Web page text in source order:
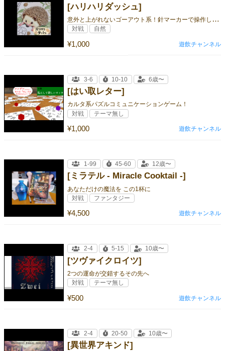
[ハリハリダッシュ]
意
外と上がれないゴーアウト系！針マーカーで操作しよう！
¥1,000
対戦 自然
遊飲チャンネル
[はい取レター]
カルタ系パズルコミュニケーションゲーム！
¥1,000
3-6 10-10 6歳〜
対戦 テーマ無し
遊飲チャンネル
[ミラテル - Miracle Cooktail -]
あなただけの魔法を この1杯に
¥4,500
1-99 45-60 12歳〜
対戦 ファンタジー
遊飲チャンネル
[ツヴァイクロイツ]
2つの運命が交錯するその先へ
¥500
2-4 5-15 10歳〜
対戦 テーマ無し
遊飲チャンネル
[異世界アキンド]
2-4 20-50 10歳〜